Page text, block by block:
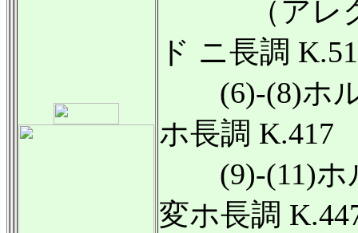
（アレグ
ド ニ長調
(6)-(8)ホル
ホ長調 K.417
(9)-(11)ホ
変ホ長調